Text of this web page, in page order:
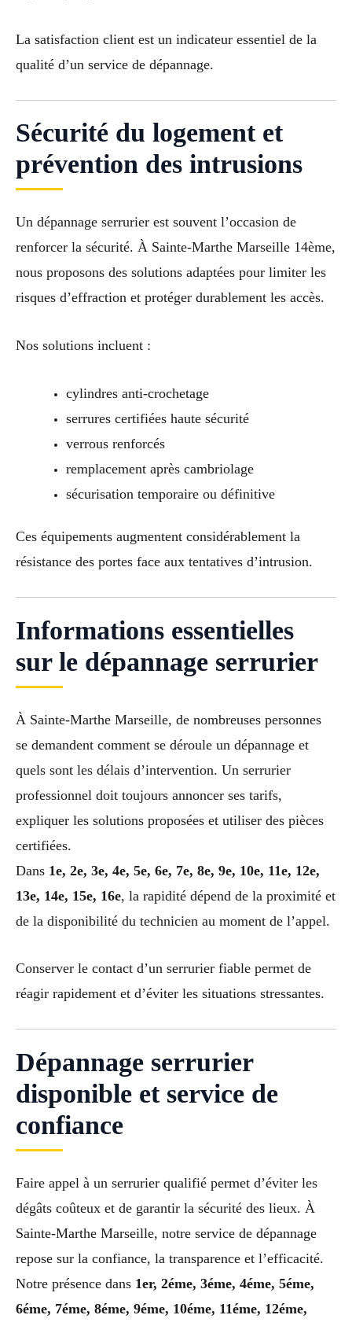
La satisfaction client est un indicateur essentiel de la
qualité d’un service de dépannage.
Sécurité du logement et
prévention des intrusions
Un dépannage serrurier est souvent l’occasion de
renforcer la sécurité. À Sainte-Marthe Marseille 14ème,
nous proposons des solutions adaptées pour limiter les
risques d’effraction et protéger durablement les accès.
Nos solutions incluent :
cylindres anti-crochetage
serrures certifiées haute sécurité
verrous renforcés
remplacement après cambriolage
sécurisation temporaire ou définitive
Ces équipements augmentent considérablement la
résistance des portes face aux tentatives d’intrusion.
Informations essentielles
sur le dépannage serrurier
À Sainte-Marthe Marseille, de nombreuses personnes
se demandent comment se déroule un dépannage et
quels sont les délais d’intervention. Un serrurier
professionnel doit toujours annoncer ses tarifs,
expliquer les solutions proposées et utiliser des pièces
certifiées.
Dans 1e, 2e, 3e, 4e, 5e, 6e, 7e, 8e, 9e, 10e, 11e, 12e,
13e, 14e, 15e, 16e, la rapidité dépend de la proximité et
de la disponibilité du technicien au moment de l’appel.
Conserver le contact d’un serrurier fiable permet de
réagir rapidement et d’éviter les situations stressantes.
Dépannage serrurier
disponible et service de
confiance
Faire appel à un serrurier qualifié permet d’éviter les
dégâts coûteux et de garantir la sécurité des lieux. À
Sainte-Marthe Marseille, notre service de dépannage
repose sur la confiance, la transparence et l’efficacité.
Notre présence dans 1er, 2éme, 3éme, 4éme, 5éme,
6éme, 7éme, 8éme, 9éme, 10éme, 11éme, 12éme,